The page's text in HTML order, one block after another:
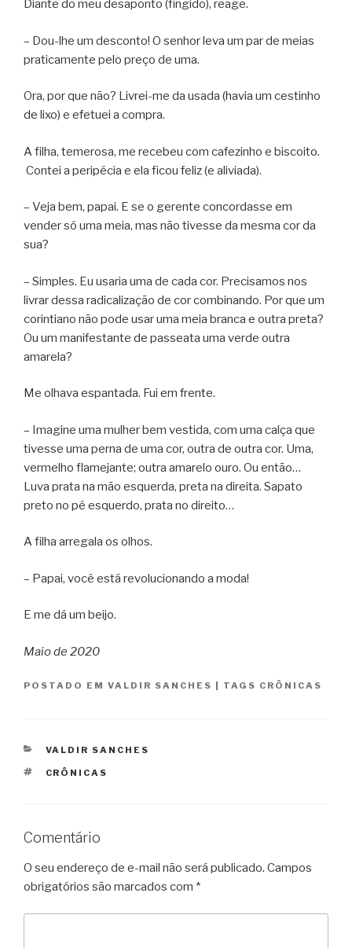
Diante do meu desaponto (fingido), reage.
– Dou-lhe um desconto! O senhor leva um par de meias
praticamente pelo preço de uma.
Ora, por que não? Livrei-me da usada (havia um cestinho
de lixo) e efetuei a compra.
A filha, temerosa, me recebeu com cafezinho e biscoito.
Contei a peripécia e ela ficou feliz (e aliviada).
– Veja bem, papai. E se o gerente concordasse em
vender só uma meia, mas não tivesse da mesma cor da
sua?
– Simples. Eu usaria uma de cada cor. Precisamos nos
livrar dessa radicalização de cor combinando. Por que um
corintiano não pode usar uma meia branca e outra preta?
Ou um manifestante de passeata uma verde outra
amarela?
Me olhava espantada. Fui em frente.
– Imagine uma mulher bem vestida, com uma calça que
tivesse uma perna de uma cor, outra de outra cor. Uma,
vermelho flamejante; outra amarelo ouro. Ou então…
Luva prata na mão esquerda, preta na direita. Sapato
preto no pé esquerdo, prata no direito…
A filha arregala os olhos.
– Papai, você está revolucionando a moda!
E me dá um beijo.
Maio de 2020
POSTADO EM VALDIR SANCHES TAGS CRÔNICAS
CATEGORIAS
VALDIR SANCHES
TAGS
CRÔNICAS
Comentário
O seu endereço de e-mail não será publicado. Campos
obrigatórios são marcados com *